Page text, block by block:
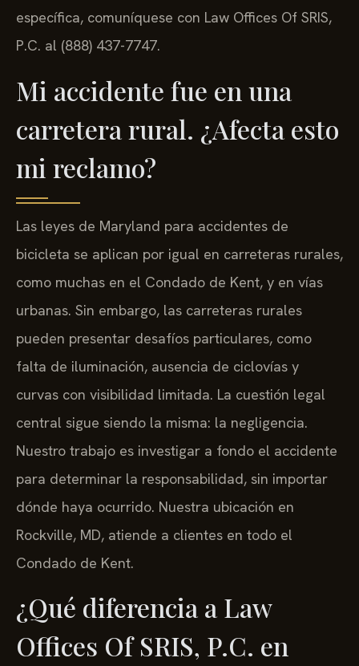
específica, comuníquese con Law Offices Of SRIS,
P.C. al (888) 437-7747.
Mi accidente fue en una
carretera rural. ¿Afecta esto
mi reclamo?
Las leyes de Maryland para accidentes de
bicicleta se aplican por igual en carreteras rurales,
como muchas en el Condado de Kent, y en vías
urbanas. Sin embargo, las carreteras rurales
pueden presentar desafíos particulares, como
falta de iluminación, ausencia de ciclovías y
curvas con visibilidad limitada. La cuestión legal
central sigue siendo la misma: la negligencia.
Nuestro trabajo es investigar a fondo el accidente
para determinar la responsabilidad, sin importar
dónde haya ocurrido. Nuestra ubicación en
Rockville, MD, atiende a clientes en todo el
Condado de Kent.
¿Qué diferencia a Law
Offices Of SRIS, P.C. en